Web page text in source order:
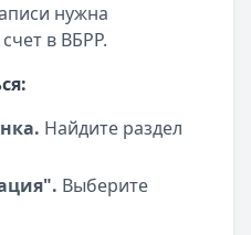
нужна
в ВБРР.
Найдите раздел
Выберите